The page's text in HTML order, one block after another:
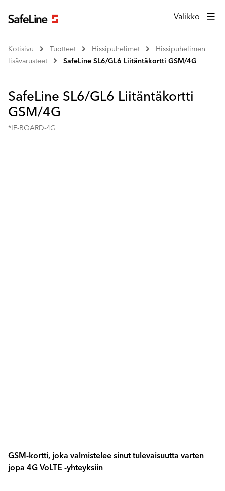
Valikko
Kotisivu Tuotteet Hissipuhelimet
Hissipuhelimen
lisävarusteet
SafeLine SL6/GL6 Liitäntäkortti GSM/4G
SafeLine SL6/GL6 Liitäntäkortti
GSM/4G
*IF-BOARD-4G
GSM-kortti, joka valmistelee sinut tulevaisuutta varten
jopa 4G VoLTE -yhteyksiin